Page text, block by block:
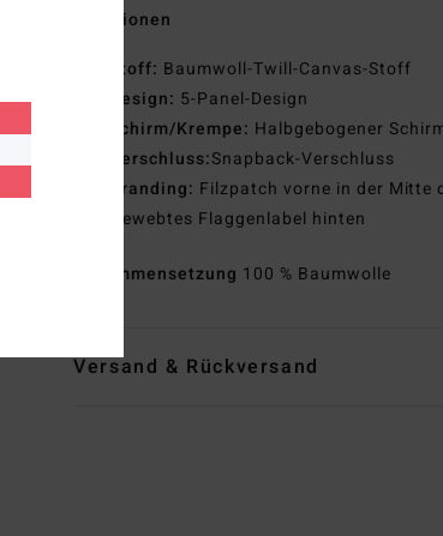
Funktionen
Stoff: Baumwoll-Twill-Canvas-Stoff
Design: 5-Panel-Design
Schirm/Krempe: Halbgebogener
Verschluss:Snapback-Verschluss
Branding: Filzpatch vorne in der Mitte
Gewebtes Flaggenlabel hinten
Zusammensetzung 100 % Baumwolle
Versand & Rückversand